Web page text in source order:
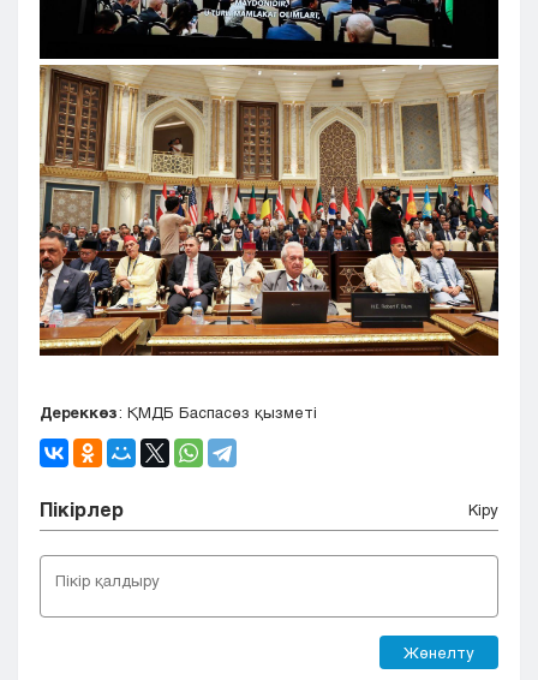
Дереккөз: ҚМДБ Баспасөз қызметі
Пікірлер Кіру
Жөнелту